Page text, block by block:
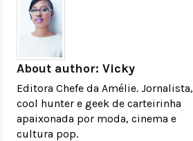
About author: Vicky
Editora Chefe da Amélie. Jornalista,
cool hunter e geek de carteirinha
apaixonada por moda, cinema e
cultura pop.